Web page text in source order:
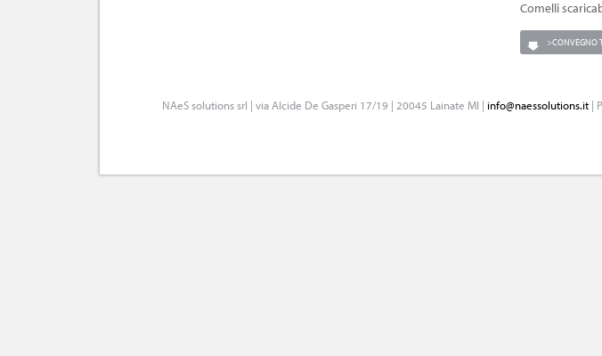
Comelli
>CONVEGNO
NAeS solutions srl | via Alcide De Gasperi 17/19 | 20045 Lainate MI | info@naessolutions.it |